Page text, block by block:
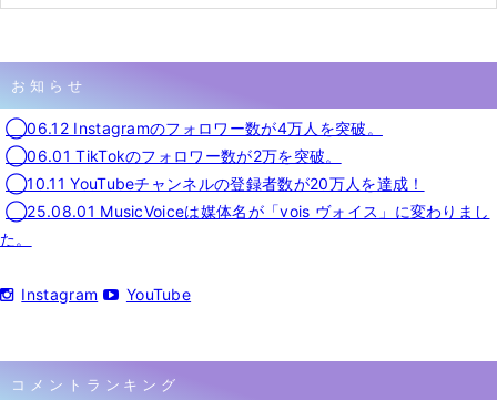
お知らせ
◯06.12 Instagramのフォロワー数が4万人を突破。
◯06.01 TikTokのフォロワー数が2万を突破。
◯10.11 YouTubeチャンネルの登録者数が20万人を達成！
◯25.08.01 MusicVoiceは媒体名が「vois ヴォイス」に変わりまし
た。
Instagram YouTube
コメントランキング